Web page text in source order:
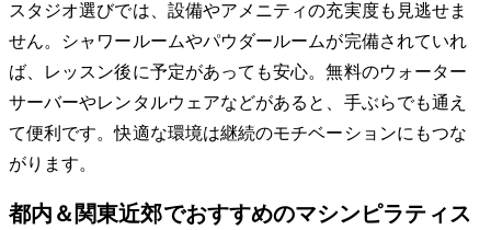
スタジオ選びでは、設備やアメニティの充実度も見逃せま
せん。シャワールームやパウダールームが完備されていれ
ば、レッスン後に予定があっても安心。無料のウォーター
サーバーやレンタルウェアなどがあると、手ぶらでも通え
て便利です。快適な環境は継続のモチベーションにもつな
がります。
都内＆関東近郊でおすすめのマシンピラティス